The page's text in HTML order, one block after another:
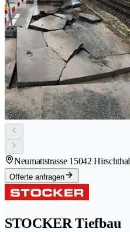
Neumattstrasse 1 5042 Hirschthal
Offerte anfragen
STOCKER Tiefbau